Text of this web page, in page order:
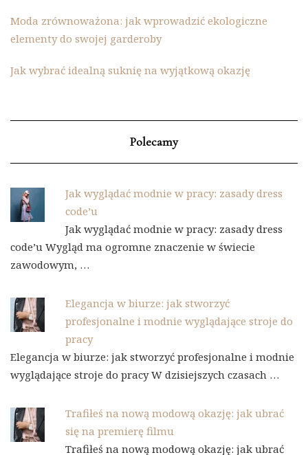
Moda zrównoważona: jak wprowadzić ekologiczne
elementy do swojej garderoby
Jak wybrać idealną suknię na wyjątkową okazję
Polecamy
Jak wyglądać modnie w pracy: zasady dress
code’u
Jak wyglądać modnie w pracy: zasady dress
code’u Wygląd ma ogromne znaczenie w świecie
zawodowym, …
Elegancja w biurze: jak stworzyć
profesjonalne i modnie wyglądające stroje do
pracy
Elegancja w biurze: jak stworzyć profesjonalne i modnie
wyglądające stroje do pracy W dzisiejszych czasach …
Trafiłeś na nową modową okazję: jak ubrać
się na premierę filmu
Trafiłeś na nową modową okazję: jak ubrać